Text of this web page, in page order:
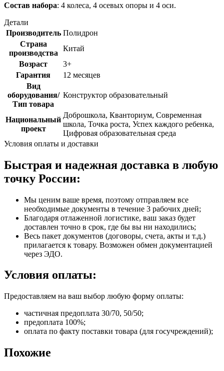
Состав набора: 4 колеса, 4 осевых опоры и 4 оси.
Детали
Производитель Полидрон
Страна
производства
Китай
Возраст
3+
Гарантия
12 месяцев
Вид
оборудования/
Тип товара
Конструктор образовательный
Национальный
проект
Доброшкола, Кванториум, Современная
школа, Точка роста, Успех каждого ребенка,
Цифровая образовательная среда
Условия оплаты и доставки
Быстрая и надежная доставка в любую
точку России:
Мы ценим ваше время, поэтому отправляем все
необходимые документы в течение 3 рабочих дней;
Благодаря отлаженной логистике, ваш заказ будет
доставлен точно в срок, где бы вы ни находились;
Весь пакет документов (договоры, счета, акты и т.д.)
прилагается к товару. Возможен обмен документацией
через ЭДО.
Условия оплаты:
Предоставляем на ваш выбор любую форму оплаты:
частичная предоплата 30/70, 50/50;
предоплата 100%;
оплата по факту поставки товара (для госучреждений);
Похожие